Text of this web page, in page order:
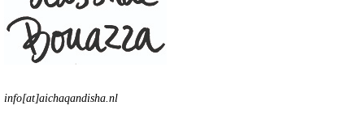
info[at]aichaqandisha.nl